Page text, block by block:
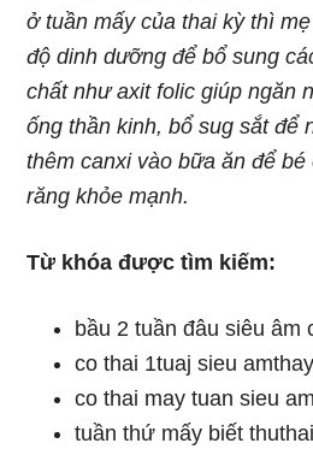
ở tuần mấy của thai kỳ thì
độ dinh dưỡng để bổ sung
chất như axit folic giúp ngăn
ống thần kinh, bổ sug sắt để
thêm canxi vào bữa ăn để
răng khỏe mạnh.
Từ khóa được tìm kiếm:
bầu 2 tuần đâu siêu âm
co thai 1tuaj sieu
co thai may tuan sieu
tuần thứ mấy biết thuthai